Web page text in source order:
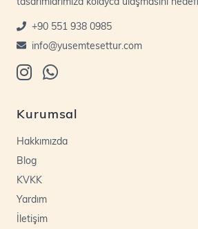
+90 551 938 0985
info@yusemtesettur.com
Kurumsal
Hakkımızda
Blog
KVKK
Yardım
İletişim